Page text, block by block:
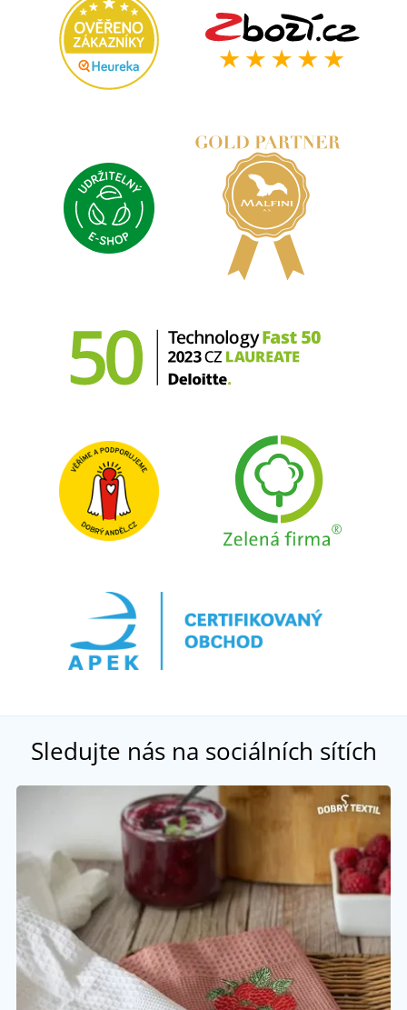
Sledujte nás na sociálních sítích